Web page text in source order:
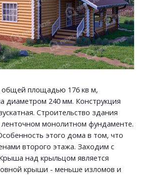
площадью 176 кв м,
диаметром 240 мм. Конструкция
Строительство здания
ленточном монолитном фундаменте.
этого дома в том, что
второго этажа. Заходим с
над крыльцом является
крыши - меньше изломов и